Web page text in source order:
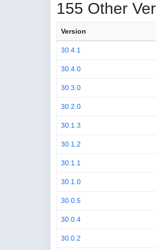
155 Other
Version
30.4.1
30.4.0
30.3.0
30.2.0
30.1.3
30.1.2
30.1.1
30.1.0
30.0.5
30.0.4
30.0.2